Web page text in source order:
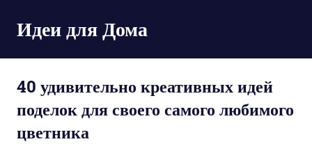
перейти
к
содержимому
Идеи для Дома
40 удивительно креативных идей
поделок для своего самого любимого
цветника